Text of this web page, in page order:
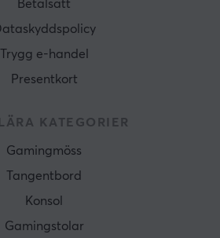
Betalsätt
Trygg e-handel
Presentkort
KATEGORIER
Gamingmöss
Tangentbord
Konsol
Gamingstolar